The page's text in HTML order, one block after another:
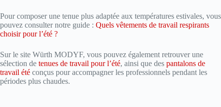
Pour composer une tenue plus adaptée aux températures estivales, vous
pouvez consulter notre guide : Quels vêtements de travail respirants
choisir pour l’été ?
Sur le site Würth MODYF, vous pouvez également retrouver une
sélection de tenues de travail pour l’été, ainsi que des pantalons de
travail été conçus pour accompagner les professionnels pendant les
périodes plus chaudes.